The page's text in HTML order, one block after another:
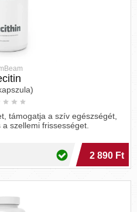
támogatja a szív egészségét,
szellemi frissességet.
2 890 Ft